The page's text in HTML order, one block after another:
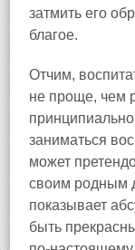
затмить его
благое.
Отчим,
не проще, чем
заниматься
может
своим родным
показывает
быть